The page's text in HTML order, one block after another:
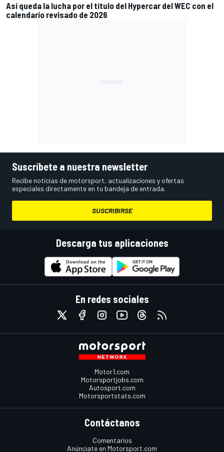
Así queda la lucha por el título del Hypercar del WEC con el
calendario revisado de 2026
Suscríbete a nuestra newsletter
Recibe noticias de motorsport, actualizaciones y ofertas
especiales directamente en tu bandeja de entrada.
SUSCRIBIRSE
Descarga tus aplicaciones
En redes sociales
Motor1.com
Motorsportjobs.com
Autosport.com
Motorsportstats.com
Contáctanos
Comentarios
Anúnciate en Motorsport.com